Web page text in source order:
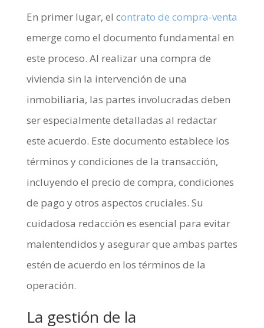
En primer lugar, el contrato de compra-venta
emerge como el documento fundamental en
este proceso. Al realizar una compra de
vivienda sin la intervención de una
inmobiliaria, las partes involucradas deben
ser especialmente detalladas al redactar
este acuerdo. Este documento establece los
términos y condiciones de la transacción,
incluyendo el precio de compra, condiciones
de pago y otros aspectos cruciales. Su
cuidadosa redacción es esencial para evitar
malentendidos y asegurar que ambas partes
estén de acuerdo en los términos de la
operación.
La gestión de la